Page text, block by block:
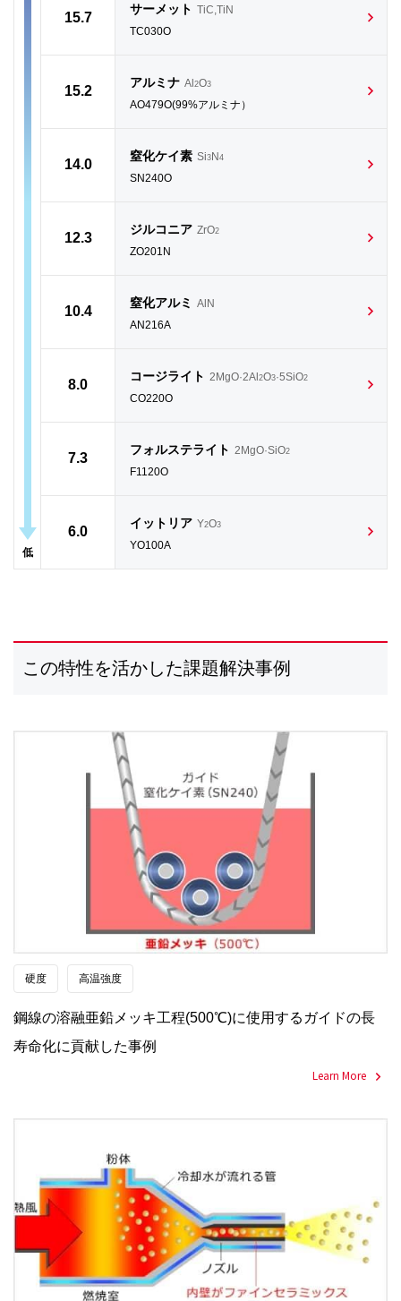
低
15.7
サーメット TiC,TiN
TC030O
15.2
アルミナ Al2O3
AO479O(99%アルミナ）
14.0
窒化ケイ素 Si3N4
SN240O
12.3
ジルコニア ZrO2
ZO201N
10.4
窒化アルミ
AlN
AN216A
8.0
コージライト 2MgO·2Al2O3·5SiO2
CO220O
7.3
フォルステライト 2MgO·SiO2
F1120O
6.0
イットリア Y2O3
YO100A
この特性を活かした課題解決事例
硬度 高温強度
鋼線の溶融亜鉛メッキ工程(500℃)に使用するガイドの長
寿命化に貢献した事例
Learn More